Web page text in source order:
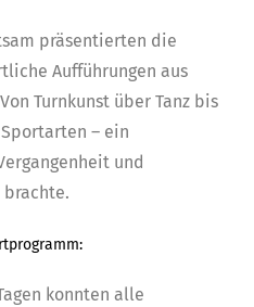
präsentierten die
Aufführungen aus
Turnkunst über Tanz bis
– ein
und
brachte.
konnten alle